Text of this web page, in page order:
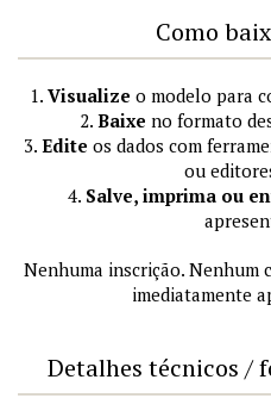
Como
1. Visualize o modelo para
2. Baixe no formato
3. Edite os dados com
ou
4. Salve, imprima ou
Nenhuma inscrição.
imediatamente
Detalhes técnicos /